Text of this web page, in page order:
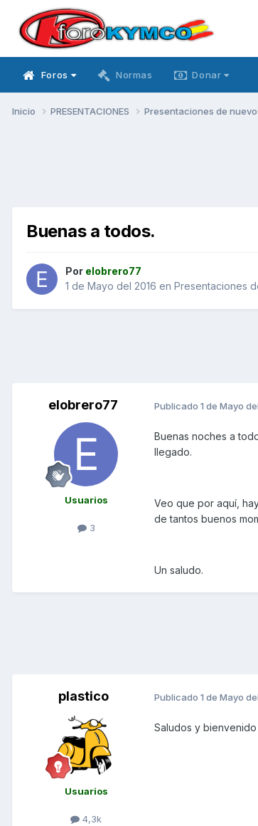
Foros Normas Donar
Inicio PRESENTACIONES Presentaciones de
Buenas a todos.
Por elobrero77
1 de Mayo del 2016 en Presentaciones
elobrero77
Usuarios
3
Publicado 1 de Mayo
Buenas noches a
llegado.
Veo que por aquí,
de tantos buenos
Un saludo.
plastico
Usuarios
4,3k
Publicado 1 de Mayo
Saludos y